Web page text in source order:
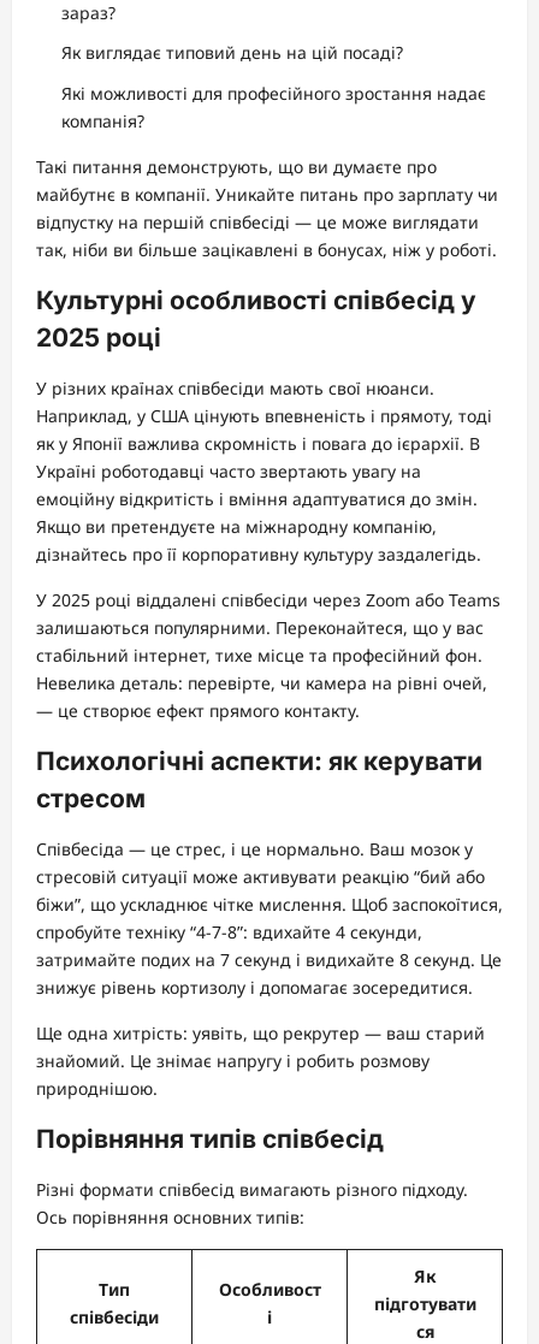
зараз?
Як виглядає типовий день на цій посаді?
Які можливості для професійного зростання надає
компанія?
Такі питання демонструють, що ви думаєте про
майбутнє в компанії. Уникайте питань про зарплату чи
відпустку на першій співбесіді — це може виглядати
так, ніби ви більше зацікавлені в бонусах, ніж у роботі.
Культурні особливості співбесід у
2025 році
У різних країнах співбесіди мають свої нюанси.
Наприклад, у США цінують впевненість і прямоту, тоді
як у Японії важлива скромність і повага до ієрархії. В
Україні роботодавці часто звертають увагу на
емоційну відкритість і вміння адаптуватися до змін.
Якщо ви претендуєте на міжнародну компанію,
дізнайтесь про її корпоративну культуру заздалегідь.
У 2025 році віддалені співбесіди через Zoom або Teams
залишаються популярними. Переконайтеся, що у вас
стабільний інтернет, тихе місце та професійний фон.
Невелика деталь: перевірте, чи камера на рівні очей,
— це створює ефект прямого контакту.
Психологічні аспекти: як керувати
стресом
Співбесіда — це стрес, і це нормально. Ваш мозок у
стресовій ситуації може активувати реакцію “бий або
біжи”, що ускладнює чітке мислення. Щоб заспокоїтися,
спробуйте техніку “4-7-8”: вдихайте 4 секунди,
затримайте подих на 7 секунд і видихайте 8 секунд. Це
знижує рівень кортизолу і допомагає зосередитися.
Ще одна хитрість: уявіть, що рекрутер — ваш старий
знайомий. Це знімає напругу і робить розмову
природнішою.
Порівняння типів співбесід
Різні формати співбесід вимагають різного підходу.
Ось порівняння основних типів:
Тип
співбесіди
Особливост
і
Як
підготувати
ся